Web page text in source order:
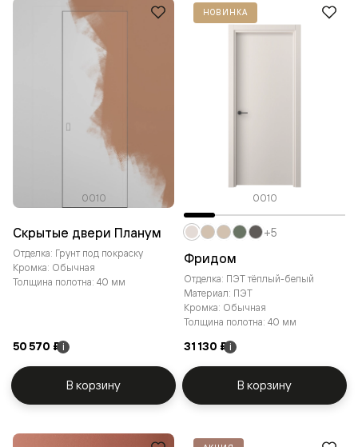
0010
Скрытые двери Планум
Отделка: Грунт под покраску
Кромка: Обычная
Толщина полотна: 40 мм
50 570 ₽ i
В корзину
НОВИНКА
0010
Фридом
Отделка: ПЭТ тёплый-белый
Материал: ПЭТ
Кромка: Обычная
Толщина полотна: 40 мм
31 130 ₽ i
+5
В корзину